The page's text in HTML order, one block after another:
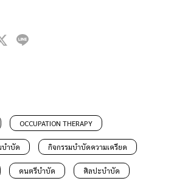
OCCUPATION THERAPY
บำบัด กิจกรรมบำบัดความเครียด
ดนตรีบำบัด ศิลปะบำบัด